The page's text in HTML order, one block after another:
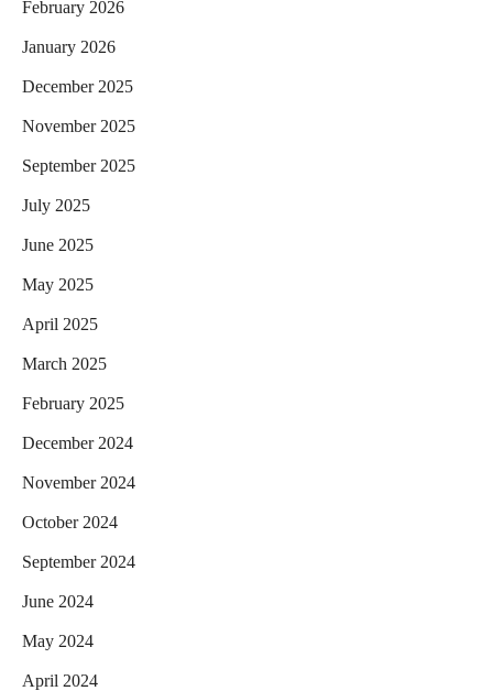
February 2026
January 2026
December 2025
November 2025
September 2025
July 2025
June 2025
May 2025
April 2025
March 2025
February 2025
December 2024
November 2024
October 2024
September 2024
June 2024
May 2024
April 2024